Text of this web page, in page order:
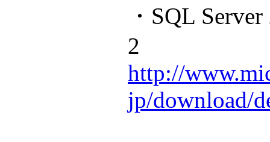
・SQL
2
http://
jp/download/